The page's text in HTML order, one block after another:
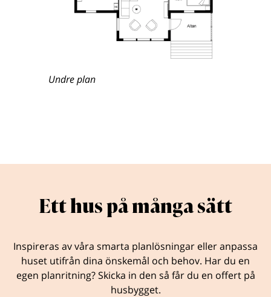
Undre plan
Ett hus på många sätt
Inspireras av våra smarta planlösningar eller anpassa
huset utifrån dina önskemål och behov. Har du en
egen planritning? Skicka in den så får du en offert på
husbygget.